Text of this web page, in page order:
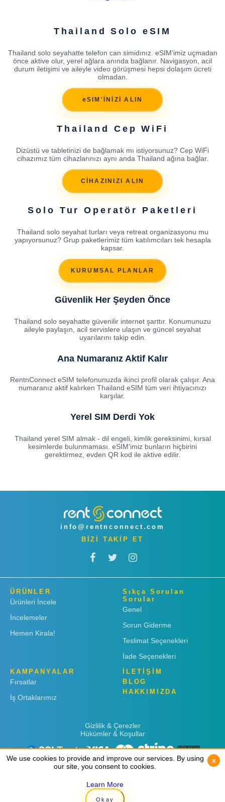
Thailand Solo eSIM
Thailand solo seyahatte telefon can simidınız. eSIM'imiz uçmadan
önce aktive olur, yerel ağlara anında bağlanır. Navigasyon, acil
durum iletişimi ve aileyle video görüşmesi hepsi dolaşım ücreti
olmadan.
eSIM'İNİZİ ALIN
Thailand Cep WiFi
Dizüstü ve tabletinizi de bağlamak mı istiyorsunuz? Cep WiFi
cihazımız tüm cihazlarınızı aynı anda Thailand ağına bağlar.
CİHAZINIZI ALIN
Solo Tur Operatör Paketleri
Thailand solo seyahat turları veya retreat organizasyonu mu
yapıyorsunuz? Grup paketlerimiz tüm katılımcıları tek hesapla
kapsar.
KURUMSAL PLANLAR
Güvenlik Her Şeyden Önce
Thailand solo seyahatte güvenilir internet şarttır. Konumunuzu
aileyle paylaşın, acil servislere ulaşın ve güncel seyahat
uyarılarını takip edin.
Ana Numaranız Aktif Kalır
RentnConnect eSIM telefonunuzda ikinci profil olarak çalışır. Ana
numaranız aktif kalırken Thailand eSIM tüm veri ihtiyacınızı
karşılar.
Yerel SIM Derdi Yok
Thailand yerel SIM almak - dil engeli, kimlik gereksinimi, kırsal
kesimlerde bulunmaması. eSIM'imiz bunların hiçbirini
gerektirmez, evden QR kod ile aktive edilir.
info@rentnconnect.com
BİZİ TAKİP ET
ÜRÜNLER
Ürünleri İncele
İncelemeler
Hemen Kirala!
Sıkça Sorulan
Sorular
Genel
Sorun Giderme
Teslimat Seçenekleri
İade Seçenekleri
KAMPANYALAR
Fırsatlar
İş Ortaklarımız
İLETİŞİM
BLOG
HAKKIMIZDA
Gizlilik & Çerezler
Hükümler & Koşullar
Copyright © 2019 Rent 'n Connect
We use cookies to provide and improve our services. By using
our site, you consent to cookies.
Learn More
Okay
x
We use cookies to provide and improve our services. By using
our site, you consent to cookies.
Learn More
Okay
x